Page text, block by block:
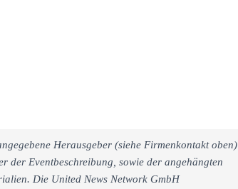
Herausgeber (siehe Firmenkontakt oben)
der Eventbeschreibung, sowie der angehängten
Die United News Network GmbH